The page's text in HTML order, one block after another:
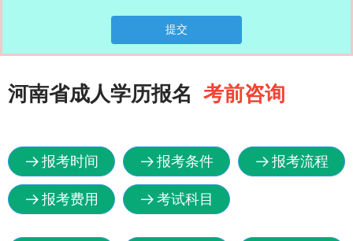
提交
뀠 报考时间 뀠 报考条件 뀠 报考流程
뀠 报考费用 뀠 考试科目
河南省成人学历报名 考前咨询